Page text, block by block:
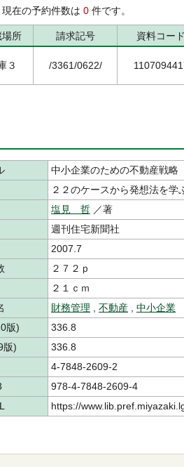
在の予約件数は 0 件です。
場所 請求記号 資料コード
３ /3361/0622/
中小企業のための不動産戦略
２２のケースから発想法を学
塩見 哲 ／著
週刊住宅新聞社
2007.7
２７２ｐ
２１ｃｍ
財務管理 不動産
中小企業
版)
336.8
版)
336.8
4-7848-2609-2
978-4-7848-2609-4
https://